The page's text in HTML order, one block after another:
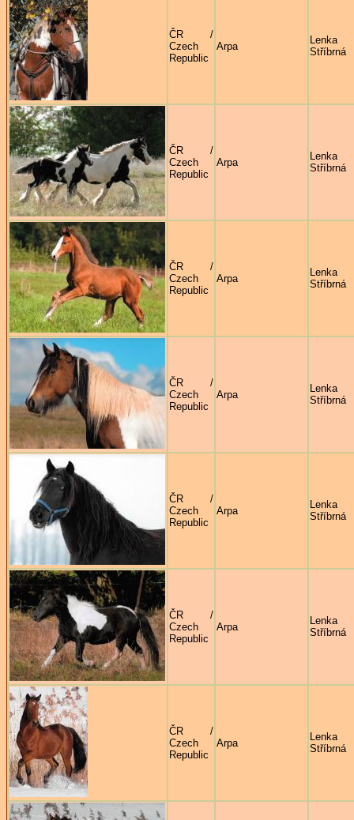
ČR /
Czech
Republic
Arpa
Lenka
Stříbrná
ČR /
Czech
Republic
Arpa
Lenka
Stříbrná
ČR /
Czech
Republic
Arpa
Lenka
Stříbrná
ČR /
Czech
Republic
Arpa
Lenka
Stříbrná
ČR /
Czech
Republic
Arpa
Lenka
Stříbrná
ČR /
Czech
Republic
Arpa
Lenka
Stříbrná
ČR /
Czech
Republic
Arpa
Lenka
Stříbrná